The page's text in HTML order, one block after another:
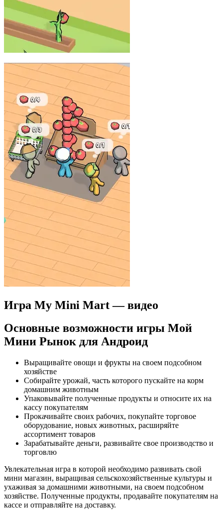
Игра My Mini Mart — видео
Основные возможности игры Мой
Мини Рынок для Андроид
Выращивайте овощи и фрукты на своем подсобном
хозяйстве
Собирайте урожай, часть которого пускайте на корм
домашним животным
Упаковывайте полученные продукты и относите их на
кассу покупателям
Прокачивайте своих рабочих, покупайте торговое
оборудование, новых животных, расширяйте
ассортимент товаров
Зарабатывайте деньги, развивайте свое производство и
торговлю
Увлекательная игра в которой необходимо развивать свой
мини магазин, выращивая сельскохозяйственные культуры и
ухаживая за домашними животными, на своем подсобном
хозяйстве. Полученные продукты, продавайте покупателям на
кассе и отправляйте на доставку.